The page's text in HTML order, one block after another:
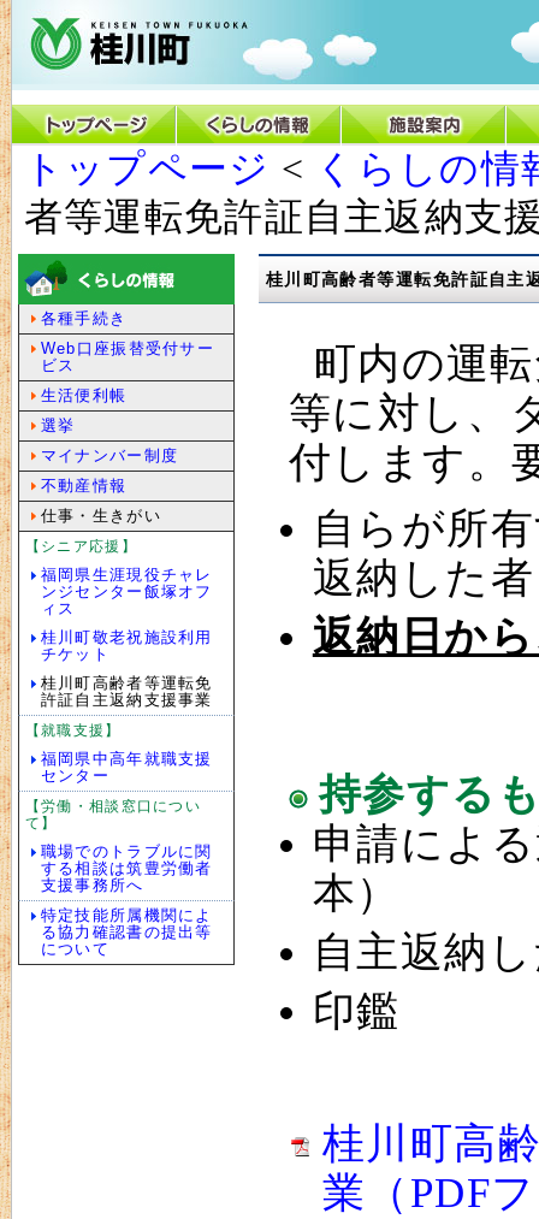
トップページ < くらしの情
者等運転免許証自主返納支
桂川町高齢者等運転免許証自主
町内の運
等に対し、
付します。
自らが所
返納した者
返納日か
持参する
申請によ
本）
自主返納
印鑑
桂川町高
業（PDF
各種手続き
Web口座振替受付サー
ビス
生活便利帳
選挙
マイナンバー制度
不動産情報
仕事・生きがい
【シニア応援】
福岡県生涯現役チャレ
ンジセンター飯塚オフ
ィス
桂川町敬老祝施設利用
チケット
桂川町高齢者等運転免
許証自主返納支援事業
【就職支援】
福岡県中高年就職支援
センター
【労働・相談窓口につい
て】
職場でのトラブルに関
する相談は筑豊労働者
支援事務所へ
特定技能所属機関によ
る協力確認書の提出等
について